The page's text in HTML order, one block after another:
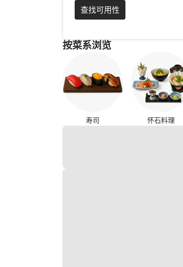
This experience is rooted in the
more than just a meal — it’s a
查找可用性
按菜系浏览
寿司 怀石料理